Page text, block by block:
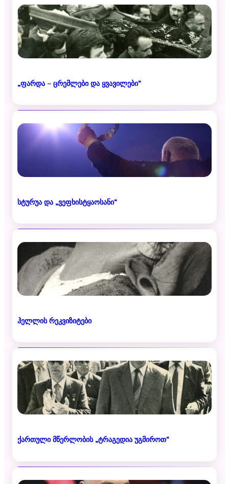
„ფარდა – ცრემლები და ყვავილები“
სტურუა და „ვეფხისტყაოსანი“
ჰელლის რეკვიზიტები
ქართული მწერლობის „ტრაგედია უგმიროთ“